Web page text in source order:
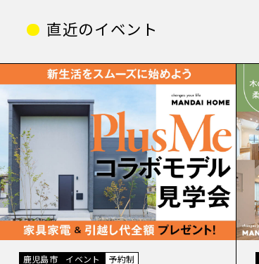
直近のイベント
鹿児島市 イベント 予約制